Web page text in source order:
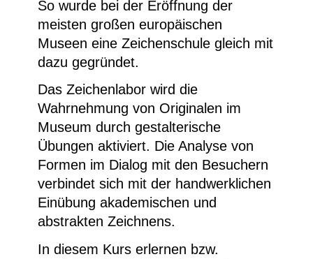
So wurde bei der Eröffnung der
meisten großen europäischen
Museen eine Zeichenschule gleich mit
dazu gegründet.
Das Zeichenlabor wird die
Wahrnehmung von Originalen im
Museum durch gestalterische
Übungen aktiviert. Die Analyse von
Formen im Dialog mit den Besuchern
verbindet sich mit der handwerklichen
Einübung akademischen und
abstrakten Zeichnens.
In diesem Kurs erlernen bzw.